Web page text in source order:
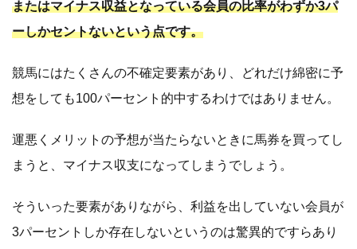
またはマイナス収益となっている会員の比率がわずか3パ
ーしかセントないという点です。
競馬にはたくさんの不確定要素があり、どれだけ綿密に予
想をしても100パーセント的中するわけではありません。
運悪くメリットの予想が当たらないときに馬券を買ってし
まうと、マイナス収支になってしまうでしょう。
そういった要素がありながら、利益を出していない会員が
3パーセントしか存在しないというのは驚異的ですらあり